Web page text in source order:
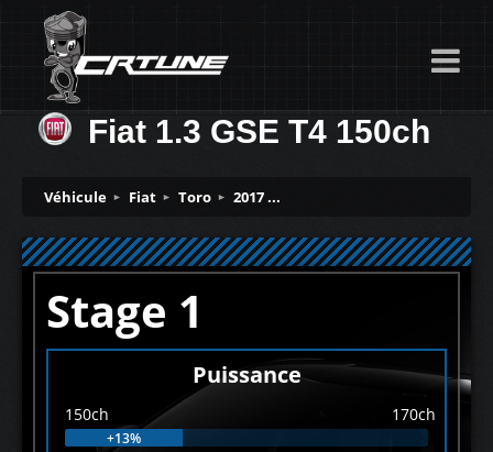
Fiat 1.3 GSE T4 150ch
Véhicule Fiat Toro 2017 ...
Stage 1
Puissance
150ch 170ch
+13%